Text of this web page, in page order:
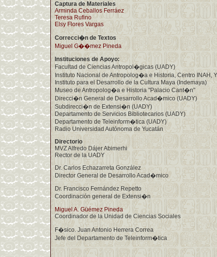
Captura de Materiales
Arminda Ceballos Ferráez
Teresa Rufino
Elsy Flores Vargas
Correcci�n de Textos
Miguel G��mez Pineda
Instituciones de Apoyo:
Facultad de Ciencias Antropol�gicas (UADY)
Instituto Nacional de Antropolog�a e Historia, Centro INAH,
Instituto para el Desarrollo de la Cultura Maya (Indemaya)
Museo de Antropolog�a e Historia "Palacio Cant�n"
Direcci�n General de Desarrollo Acad�mico (UADY)
Subdirecci�n de Extensi�n (UADY)
Departamento de Servicios Bibliotecarios (UADY)
Departamento de Teleinform�tica (UADY)
Radio Universidad Autónoma de Yucatán
Directorio
MVZ Alfredo Dájer Abimerhi
Rector de la UADY
Dr. Carlos Echazarreta González
Director General de Desarrollo Acad�mico
Dr. Francisco Fernández Repetto
Coordinación general de Extensi�n
Miguel A. Güémez Pineda
Coordinador de la Unidad de Ciencias Sociales
F�sico. Juan Antonio Herrera Correa
Jefe del Departamento de Teleinform�tica